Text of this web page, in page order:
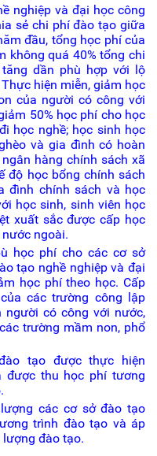
nghiệp và đại học công
sẻ chi phí đào tạo giữa
đầu, tổng học phí của
không quá 40% tổng chi
dần phù hợp với lộ
hiện miễn, giảm học
của người có công với
50% học phí cho học
học nghề; học sinh học
và gia đình có hoàn
hàng chính sách xã
độ học bổng chính sách
đình chính sách và học
học sinh, sinh viên học
xuất sắc được cấp học
ngoài.
học phí cho các cơ sở
tạo nghề nghiệp và đại
học phí theo học. Cấp
các trường công lập
có công với nước,
trường mầm non, phổ
tạo được thực hiện
được thu học phí tương
các cơ sở đào tạo
trình đào tạo và áp
đào tạo.